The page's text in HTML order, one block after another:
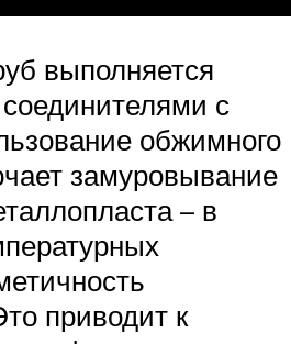
выполняется
с
обжимного
замуровывание
– в
приводит к